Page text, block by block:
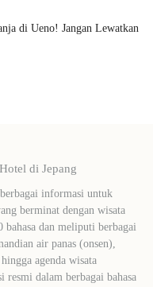
di Ueno! Jangan Lewatkan
di Jepang
informasi untuk
berminat dengan wisata
dan meliputi berbagai
air panas (onsen),
agenda wisata
dalam berbagai bahasa